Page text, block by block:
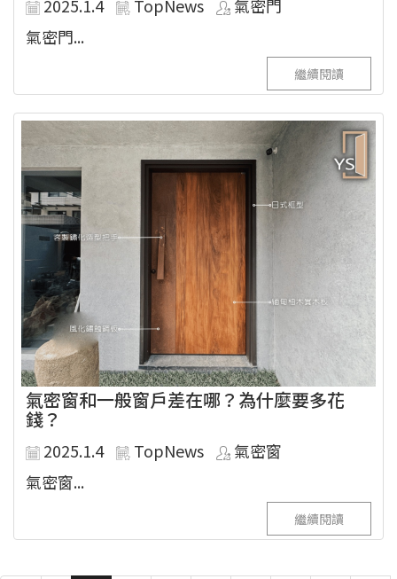
2025.1.4 TopNews
氣密門
氣密門...
繼續閱讀
氣密窗和一般窗戶差在哪？為什麼要多花
錢？
2025.1.4 TopNews
氣密窗
氣密窗...
繼續閱讀